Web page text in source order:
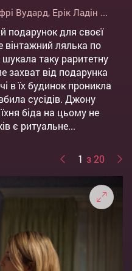
Вудард, Ерік Ладін ...
подарунок для своєї
вінтажний лялька по
таку раритетну
захват від подарунка
в їх будинок проникла
сусідів. Джону
біда на цьому не
є ритуальне...
1 з 20